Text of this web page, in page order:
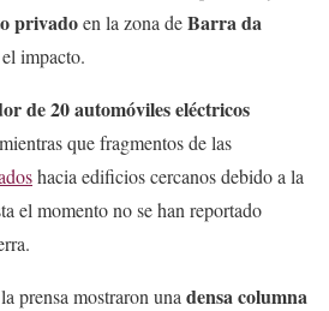
privadoen la zona deBarra da
impacto.
de 20 automóviles eléctricos
que fragmentos de las
hacia edificios cercanos debido a la
el momento no se han reportado
prensa mostraron una densa columna